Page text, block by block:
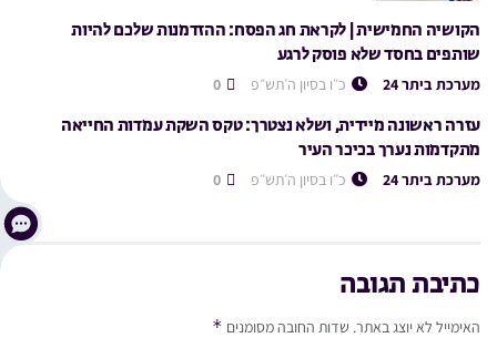
הקושיה החמישית | לקראת חג הפסח: ההזדמנות שלכם להיות
שותפים בחסד שלא פוסק לרגע
מערכת ביתר 24 כ״ו בסיון ה׳תש״פ
עזרה ראשונה מיידית, ושלא נצטרך: טקס השקת עמדות החייאה
מתקדמות נערך בכיכר העיר
מערכת ביתר 24 כ״ו בסיון ה׳תש״פ
כתיבת תגובה
האימייל לא יוצג באתר. שדות החובה מסומנים *